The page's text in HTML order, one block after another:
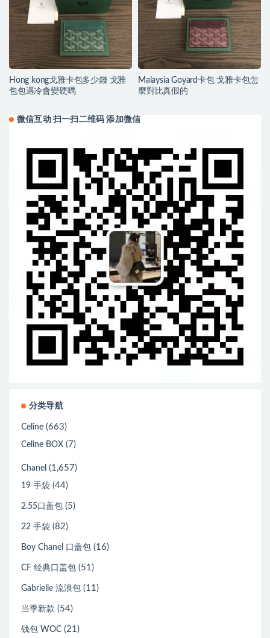
Hong kong戈雅卡包多少錢 戈雅
包包遇冷會變硬嗎
Malaysia Goyard卡包 戈雅卡包怎
麼對比真假的
微信互动 扫一扫二维码 添加微信
分类导航
Celine (663)
Celine BOX (7)
Chanel (1,657)
19 手袋 (44)
2.55口盖包 (5)
22 手袋 (82)
Boy Chanel 口盖包 (16)
CF 经典口盖包 (51)
Gabrielle 流浪包 (11)
当季新款 (54)
钱包 WOC (21)